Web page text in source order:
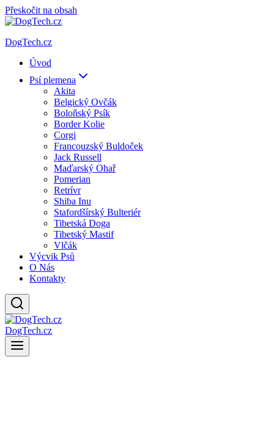
Přeskočit na obsah
DogTech.cz
Úvod
Psí plemena
Akita
Belgický Ovčák
Boloňský Psík
Border Kolie
Corgi
Francouzský Buldoček
Jack Russell
Maďarský Ohař
Pomerian
Retrívr
Shiba Inu
Stafordšírský Bulteriér
Tibetská Doga
Tibetský Mastif
Vlčák
Výcvik Psů
O Nás
Kontakty
DogTech.cz